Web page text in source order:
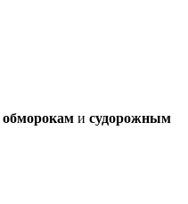
обморокам и судорожным